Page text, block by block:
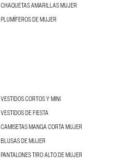
CHAQUETAS AMARILLAS MUJER
PLUMÍFEROS DE MUJER
VESTIDOS CORTOS Y MINI
VESTIDOS DE FIESTA
CAMISETAS MANGA CORTA MUJER
BLUSAS DE MUJER
PANTALONES TIRO ALTO DE MUJER